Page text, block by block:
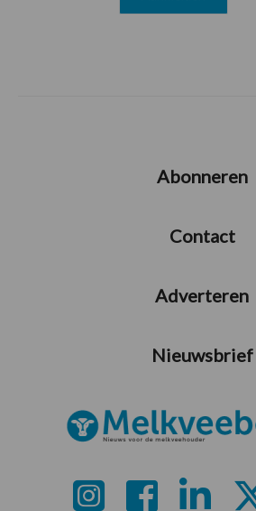
Abonneren
Contact
Adverteren
Nieuwsbrief